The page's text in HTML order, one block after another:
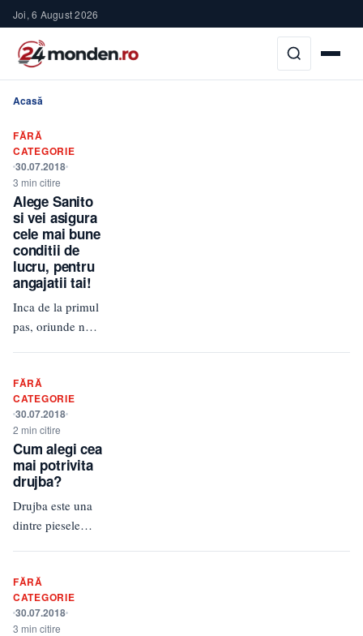
Joi, 6 August 2026
Acasă
FĂRĂ
CATEGORIE
30.07.2018
3 min citire
Alege Sanito
si vei asigura
cele mai bune
conditii de
lucru, pentru
angajatii tai!
Inca de la primul
pas, oriunde ne-
parere. Prima
impresie, care
in…
FĂRĂ
CATEGORIE
30.07.2018
2 min citire
Cum alegi cea
mai potrivita
drujba?
Drujba este una
dintre piesele
persoane care
traieste la casa
pentru ca…
FĂRĂ
CATEGORIE
30.07.2018
3 min citire